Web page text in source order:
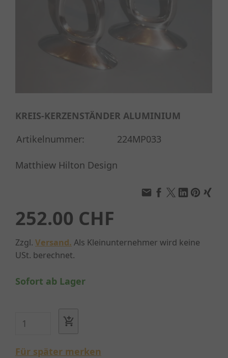
KREIS-KERZENSTÄNDER ALUMINIUM
Artikelnummer:
224MP033
Matthiew Hilton Design
252.00 CHF
Zzgl. Versand. Als Kleinunternehmer wird keine
USt. berechnet.
Sofort ab Lager
Für später merken